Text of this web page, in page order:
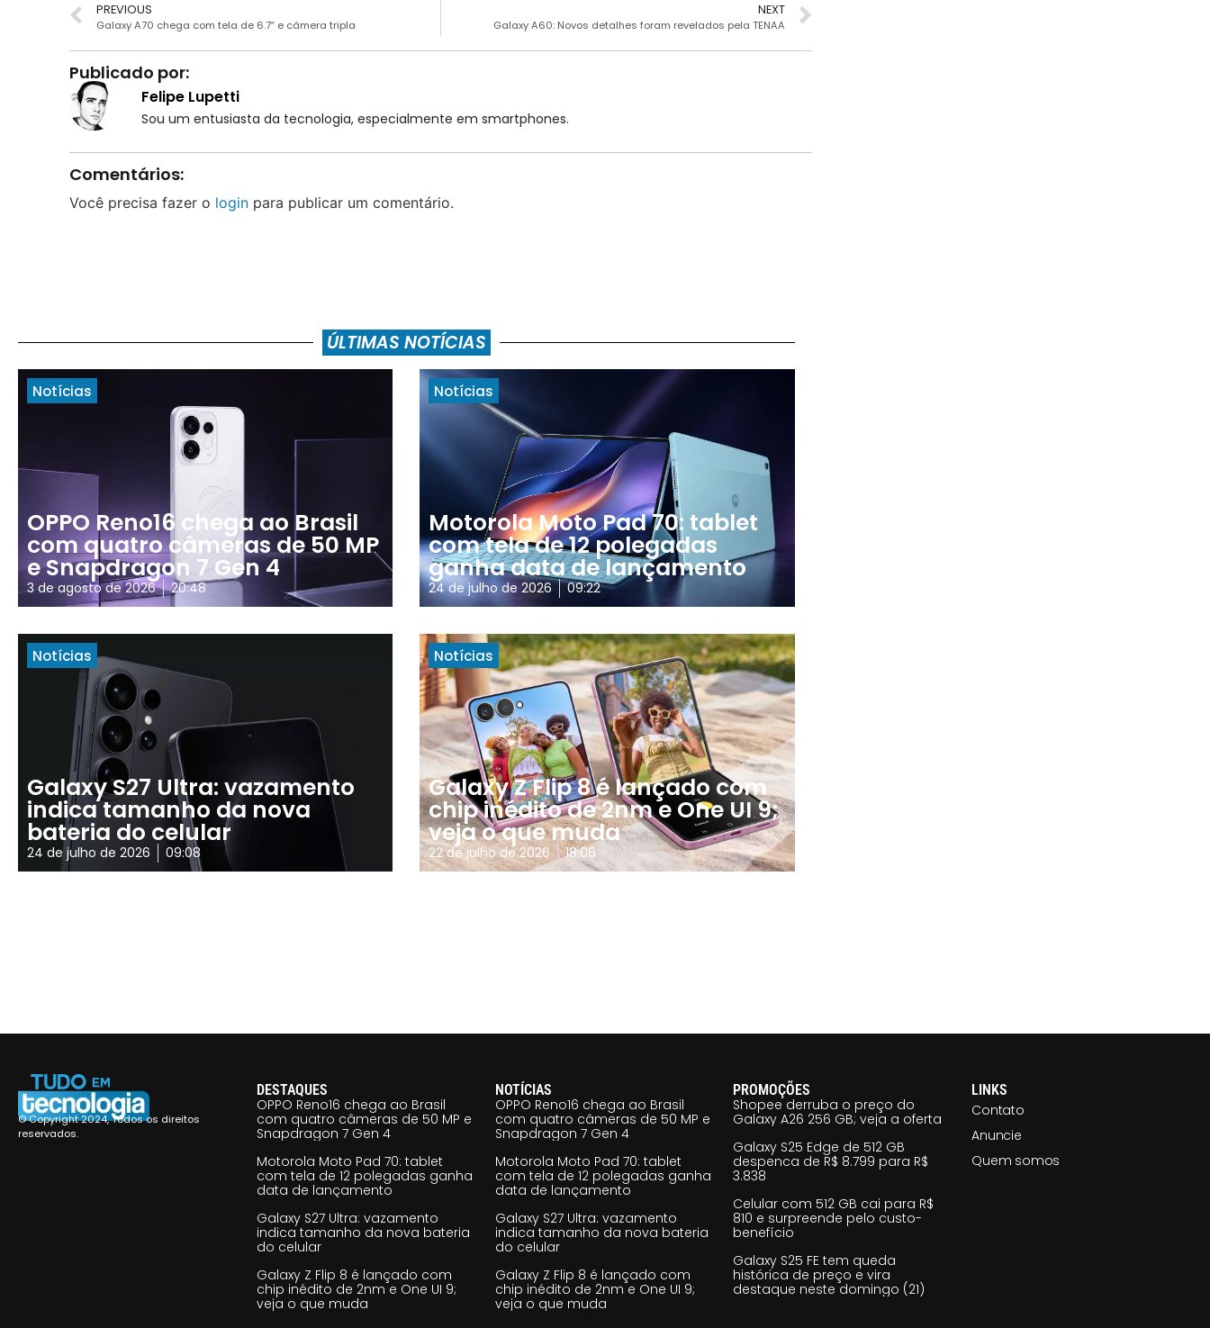
PREVIOUS
Galaxy A70 chega com tela de 6.7″ e câmera tripla
NEXT
Galaxy A60: Novos detalhes foram revelados pela TENAA
Publicado por:
Felipe Lupetti
Sou um entusiasta da tecnologia, especialmente em smartphones.
Comentários:
Você precisa fazer o loginpara publicar um comentário.
ÚLTIMAS NOTÍCIAS
Notícias
OPPO Reno16 chega ao Brasil
com quatro câmeras de 50 MP
e Snapdragon 7 Gen 4
3 de agosto de 2026 20:48
Notícias
Motorola Moto Pad 70: tablet
com tela de 12 polegadas
ganha data de lançamento
24 de julho de 2026 09:22
Notícias
Galaxy S27 Ultra: vazamento
indica tamanho da nova
bateria do celular
24 de julho de 2026 09:08
Notícias
Galaxy Z Flip 8 é lançado com
chip inédito de 2nm e One UI 9;
veja o que muda
22 de julho de 2026 18:06
© Copyright 2024, Todos os direitos
reservados.
DESTAQUES
OPPO Reno16 chega ao Brasil
com quatro câmeras de 50 MP e
Snapdragon 7 Gen 4
Motorola Moto Pad 70: tablet
com tela de 12 polegadas ganha
data de lançamento
Galaxy S27 Ultra: vazamento
indica tamanho da nova bateria
do celular
Galaxy Z Flip 8 é lançado com
chip inédito de 2nm e One UI 9;
veja o que muda
NOTÍCIAS
OPPO Reno16 chega ao Brasil
com quatro câmeras de 50 MP e
Snapdragon 7 Gen 4
Motorola Moto Pad 70: tablet
com tela de 12 polegadas ganha
data de lançamento
Galaxy S27 Ultra: vazamento
indica tamanho da nova bateria
do celular
Galaxy Z Flip 8 é lançado com
chip inédito de 2nm e One UI 9;
veja o que muda
PROMOÇÕES
Shopee derruba o preço do
Galaxy A26 256 GB; veja a oferta
Galaxy S25 Edge de 512 GB
despenca de R$ 8.799 para R$
3.838
Celular com 512 GB cai para R$
810 e surpreende pelo custo-
benefício
Galaxy S25 FE tem queda
histórica de preço e vira
destaque neste domingo (21)
LINKS
Contato
Anuncie
Quem somos